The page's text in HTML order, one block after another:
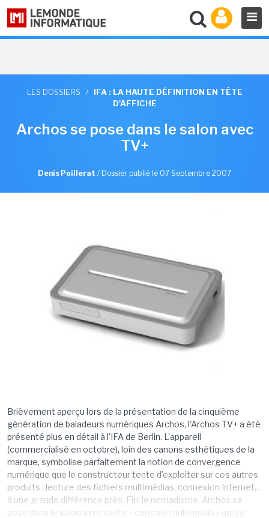
LES DOSSIERS /
IFA : LA HAUTE DÉFINITION EN TÊTE
D'AFFICHE
Archos se pose dans le salon avec
TV+
Denis Poillerat / Dossier publié le 07 Septembre 2007
Brièvement aperçu lors de la présentation de la cinquième
génération de baladeurs numériques Archos, l'Archos TV+ a été
présenté plus en détail à l'IFA de Berlin. L'appareil
(commercialisé en octobre), loin des canons esthétiques de la
marque, symbolise parfaitement la notion de convergence
numérique que le constructeur tente d'exploiter sur ces autres
produits : lecture des fichiers multimédias, connexion Internet...
à une grande différence près. Fini le nomadisme, Archos se
pose dans le salon avec cette « centrale multimédia » qui se